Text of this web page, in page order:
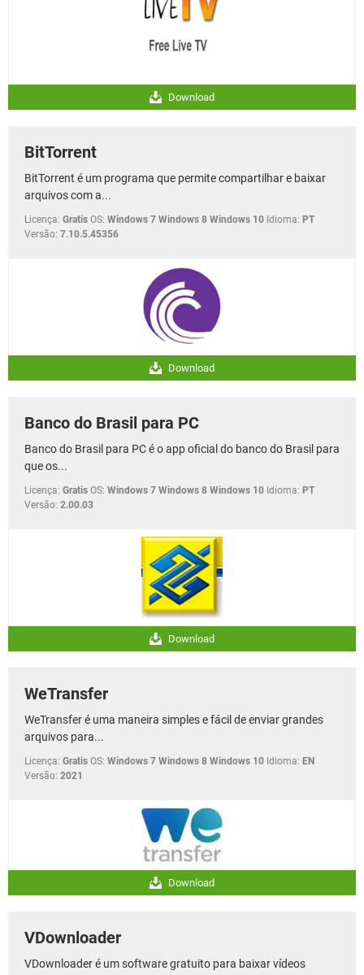
Download
BitTorrent
BitTorrent é um programa que permite compartilhar e baixar
arquivos com a...
Licença: Gratis OS: Windows 7 Windows 8 Windows 10 Idioma: PT
Versão: 7.10.5.45356
Download
Banco do Brasil para PC
Banco do Brasil para PC é o app oficial do banco do Brasil para
que os...
Licença: Gratis OS: Windows 7 Windows 8 Windows 10 Idioma: PT
Versão: 2.00.03
Download
WeTransfer
WeTransfer é uma maneira simples e fácil de enviar grandes
arquivos para...
Licença: Gratis OS: Windows 7 Windows 8 Windows 10 Idioma: EN
Versão: 2021
Download
VDownloader
VDownloader é um software gratuito para baixar vídeos